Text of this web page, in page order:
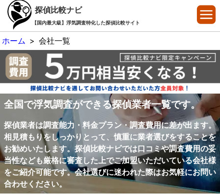
探偵比較ナビ
【国内最大級】浮気調査特化した探偵比較サイト
ホーム > 会社一覧
全国で浮気調査ができる探偵業者一覧です。
探偵業者は調査能力・料金プラン・調査費用に差が出ます。
相見積もりをしっかりとって、慎重に業者選びをすることを
お勧めいたします。探偵比較ナビでは口コミや調査費用の妥
当性なども厳格に審査した上でご加盟いただいている会社様
をご紹介可能です。会社選びに迷われた際はお気軽にお問い
合わせください。